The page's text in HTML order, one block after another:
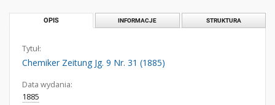
OPIS INFORMACJE STRUKTURA
Tytuł:
Chemiker Zeitung Jg. 9 Nr. 31 (1885)
Data wydania:
1885